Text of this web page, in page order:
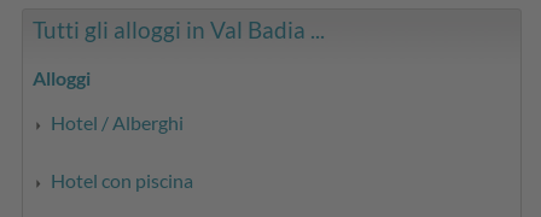
Tutti gli alloggi in Val Badia ...
Alloggi
Hotel / Alberghi
Hotel con piscina